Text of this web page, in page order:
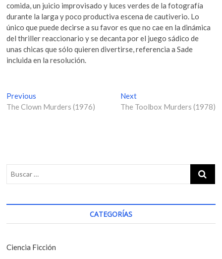
comida, un juicio improvisado y luces verdes de la fotografía
durante la larga y poco productiva escena de cautiverio. Lo
único que puede decirse a su favor es que no cae en la dinámica
del thriller reaccionario y se decanta por el juego sádico de
unas chicas que sólo quieren divertirse, referencia a Sade
incluida en la resolución.
N
a
g
a
i
ó
n
Previous
r
p
s
:
The Clown Murders (1976)
NextN
e
:
The Toolbox Murders (1978)
CATEGORÍAS
Ciencia Ficción